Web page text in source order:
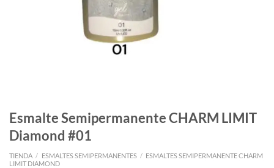
Esmalte Semipermanente CHARM LIMIT
Diamond #01
TIENDA / ESMALTES SEMIPERMANENTES / ESMALTES SEMIPERMANENTE CHARM
LIMIT DIAMOND